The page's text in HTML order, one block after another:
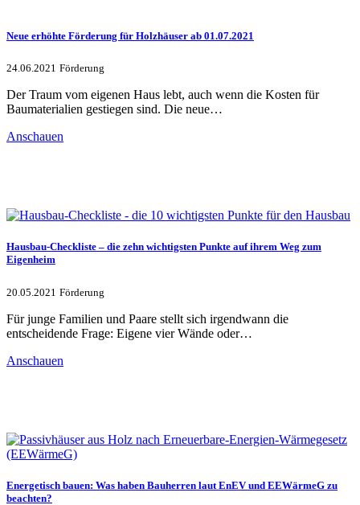
Neue erhöhte Förderung für Holzhäuser ab 01.07.2021
24.06.2021 Förderung
Der Traum vom eigenen Haus lebt, auch wenn die Kosten für
Baumaterialien gestiegen sind. Die neue…
Anschauen
Hausbau-Checkliste – die zehn wichtigsten Punkte auf ihrem Weg zum
Eigenheim
20.05.2021 Förderung
Für junge Familien und Paare stellt sich irgendwann die
entscheidende Frage: Eigene vier Wände oder…
Anschauen
Energetisch bauen: Was haben Bauherren laut EnEV und EEWärmeG zu
beachten?